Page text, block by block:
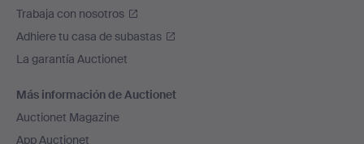
Trabaja con nosotros
Adhiere tu casa de subastas
La garantía Auctionet
Más información de Auctionet
Auctionet Magazine
App Auctionet